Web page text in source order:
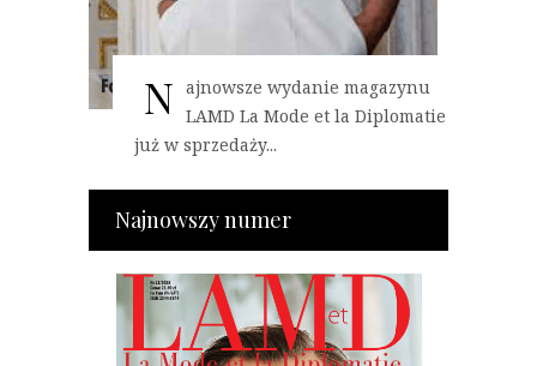
N ajnowsze wydanie magazynu
LAMD La Mode et la Diplomatie
już w sprzedaży...
Najnowszy numer